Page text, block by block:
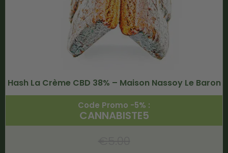
Hash La Crème CBD 38% – Maison Nassoy Le Baron
Code Promo -5% :
CANNABISTE5